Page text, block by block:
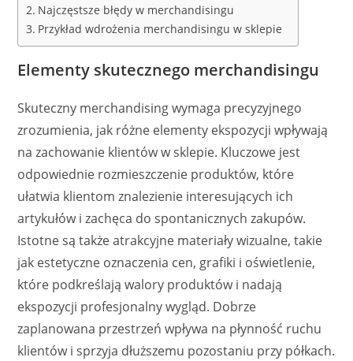
Najczęstsze błędy w merchandisingu
Przykład wdrożenia merchandisingu w sklepie
Elementy skutecznego merchandisingu
Skuteczny merchandising wymaga precyzyjnego
zrozumienia, jak różne elementy ekspozycji wpływają
na zachowanie klientów w sklepie. Kluczowe jest
odpowiednie rozmieszczenie produktów, które
ułatwia klientom znalezienie interesujących ich
artykułów i zachęca do spontanicznych zakupów.
Istotne są także atrakcyjne materiały wizualne, takie
jak estetyczne oznaczenia cen, grafiki i oświetlenie,
które podkreślają walory produktów i nadają
ekspozycji profesjonalny wygląd. Dobrze
zaplanowana przestrzeń wpływa na płynność ruchu
klientów i sprzyja dłuższemu pozostaniu przy półkach.